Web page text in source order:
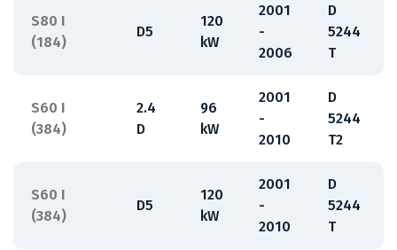
S80 I
(184)
D5
120
kW
2001
-
2006
D
5244
T
S60 I
(384)
2.4
D
96
kW
2001
-
2010
D
5244
T2
S60 I
(384)
D5
120
kW
2001
-
2010
D
5244
T